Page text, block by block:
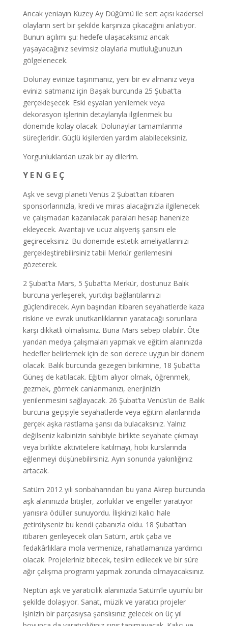
Ancak yeniayın Kuzey Ay Düğümü ile sert açısı kadersel
olayların sert bir şekilde karşınıza çıkacağını anlatıyor.
Bunun açılımı şu: hedefe ulaşacaksınız ancak
yaşayacağınız sevimsiz olaylarla mutluluğunuzun
gölgelenecek.
Dolunay evinize taşınmanız, yeni bir ev almanız veya
evinizi satmanız için Başak burcunda 25 Şubat’ta
gerçekleşecek. Eski eşyaları yenilemek veya
dekorasyon işlerinin detaylarıyla ilgilenmek bu
dönemde kolay olacak. Dolunaylar tamamlanma
süreçleridir. Güçlü kişilerden yardım alabileceksiniz.
Yorgunluklardan uzak bir ay dilerim.
Y E N G E Ç
Aşk ve sevgi planeti Venüs 2 Şubat’tan itibaren
sponsorlarınızla, kredi ve miras alacağınızla ilgilenecek
ve çalışmadan kazanılacak paraları hesap hanenize
ekleyecek. Avantajı ve ucuz alışveriş şansını ele
geçireceksiniz. Bu dönemde estetik ameliyatlarınızı
gerçekleştirebilirsiniz tabii Merkür gerilemesini
gözeterek.
2 Şubat’ta Mars, 5 Şubat’ta Merkür, dostunuz Balık
burcuna yerleşerek, yurtdışı bağlantılarınızı
güçlendirecek. Ayın başından itibaren seyahatlerde kaza
riskine ve evrak unutkanlıklarının yaratacağı sorunlara
karşı dikkatli olmalısınız. Buna Mars sebep olabilir. Öte
yandan medya çalışmaları yapmak ve eğitim alanınızda
hedefler belirlemek için de son derece uygun bir dönem
olacak. Balık burcunda gezegen birikimine, 18 Şubat’ta
Güneş de katılacak. Eğitim alıyor olmak, öğrenmek,
gezmek, görmek canlanmanızı, enerjinizin
yenilenmesini sağlayacak. 26 Şubat’ta Venüs’ün de Balık
burcuna geçişiyle seyahatlerde veya eğitim alanlarında
gerçek aşka rastlama şansı da bulacaksınız. Yalnız
değilseniz kalbinizin sahibiyle birlikte seyahate çıkmayı
veya birlikte aktivitelere katılmayı, hobi kurslarında
eğlenmeyi düşünebilirsiniz. Ayın sonunda yakınlığınız
artacak.
Satürn 2012 yılı sonbaharından bu yana Akrep burcunda
aşk alanınızda bitişler, zorluklar ve engeller yaratıyor
yanısıra ödüller sunuyordu. İlişkinizi kalıcı hale
getirdiyseniz bu kendi çabanızla oldu. 18 Şubat’tan
itibaren gerileyecek olan Satürn, artık çaba ve
fedakârlıklara mola vermenize, rahatlamanıza yardımcı
olacak. Projeleriniz bitecek, teslim edilecek ve bir süre
ağır çalışma programı yapmak zorunda olmayacaksınız.
Neptün aşk ve yaratıcılık alanınızda Satürn’le uyumlu bir
şekilde dolaşıyor. Sanat, müzik ve yaratıcı projeler
işinizin bir parçasıysa şanslısınız gelecek on üç yıl